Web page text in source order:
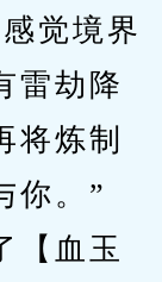
觉境界
雷劫降
将炼制
你。”
血玉